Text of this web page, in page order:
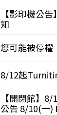
【影印機公
知
您可能被停權
8/12起
【開閉館】
公告 8/10(一)